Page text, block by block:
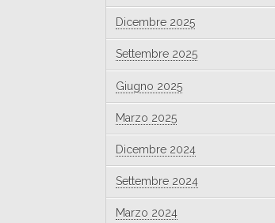
Dicembre 2025
Settembre 2025
Giugno 2025
Marzo 2025
Dicembre 2024
Settembre 2024
Marzo 2024